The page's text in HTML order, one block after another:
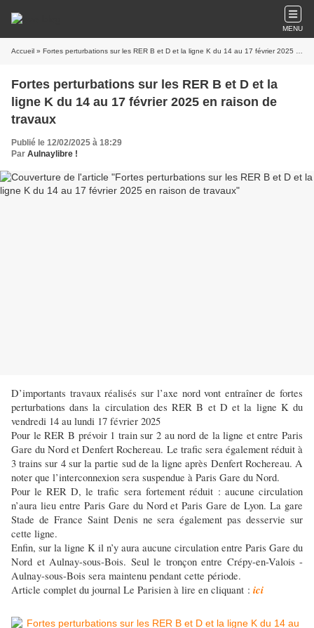
MENU
Accueil » Fortes perturbations sur les RER B et D et la ligne K du 14 au 17 février 2025 en raison de travaux
Fortes perturbations sur les RER B et D et la
ligne K du 14 au 17 février 2025 en raison de
travaux
Publié le 12/02/2025 à 18:29
Par Aulnaylibre !
D’importants travaux réalisés sur l’axe nord vont entraîner de fortes
perturbations dans la circulation des RER B et D et la ligne K du
vendredi 14 au lundi 17 février 2025
Pour le RER B prévoir 1 train sur 2 au nord de la ligne et entre Paris
Gare du Nord et Denfert Rochereau. Le trafic sera également réduit à
3 trains sur 4 sur la partie sud de la ligne après Denfert Rochereau. A
noter que l’interconnexion sera suspendue à Paris Gare du Nord.
Pour le RER D, le trafic sera fortement réduit : aucune circulation
n’aura lieu entre Paris Gare du Nord et Paris Gare de Lyon. La gare
Stade de France Saint Denis ne sera également pas desservie sur
cette ligne.
Enfin, sur la ligne K il n’y aura aucune circulation entre Paris Gare du
Nord et Aulnay-sous-Bois. Seul le tronçon entre Crépy-en-Valois -
Aulnay-sous-Bois sera maintenu pendant cette période.
Article complet du journal Le Parisien à lire en cliquant : ici